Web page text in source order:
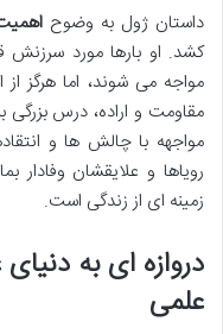
داستان ژول به وضوح
کشد. او بارها مورد
مواجه می شوند، اما هرگز
مقاومت و اراده، درس
مواجهه با چالش ها و
رویاها و علایقشان وفادار
زمینه ای از زندگی است.
دروازه ای به
علمی